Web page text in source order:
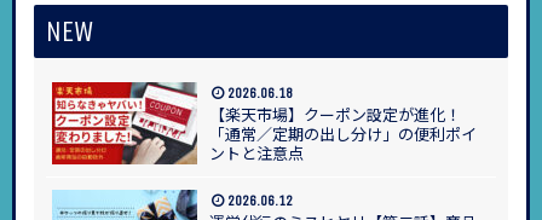
NEW
【楽天市場】クーポン設定が進化！
「通常／定期の出し分け」の便利ポイ
ントと注意点
2026.06.18
2026.06.12